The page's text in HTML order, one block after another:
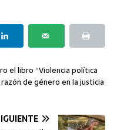
el libro “Violencia política
de género en la justicia